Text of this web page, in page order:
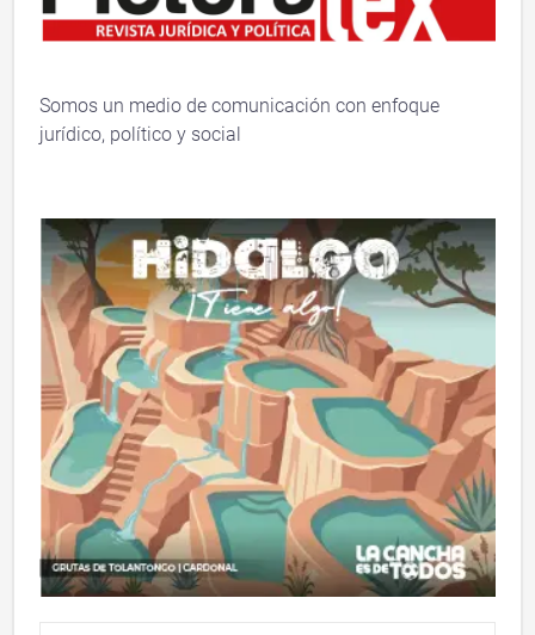
Somos un medio de comunicación con enfoque
jurídico, político y social